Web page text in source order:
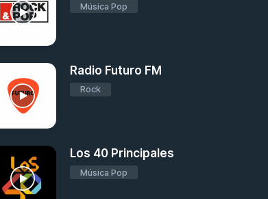
Música Pop
Radio Futuro FM
Rock
Los 40 Principales
Música Pop